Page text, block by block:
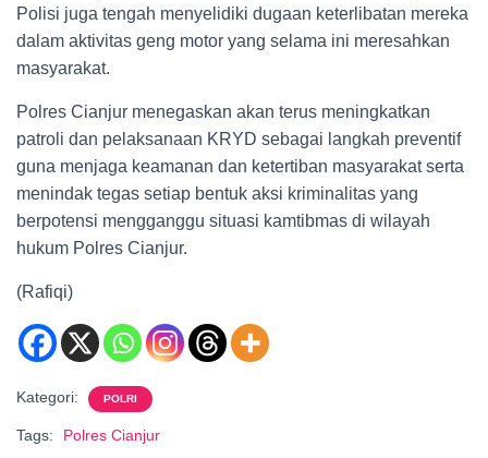
Polisi juga tengah menyelidiki dugaan keterlibatan mereka
dalam aktivitas geng motor yang selama ini meresahkan
masyarakat.
Polres Cianjur menegaskan akan terus meningkatkan
patroli dan pelaksanaan KRYD sebagai langkah preventif
guna menjaga keamanan dan ketertiban masyarakat serta
menindak tegas setiap bentuk aksi kriminalitas yang
berpotensi mengganggu situasi kamtibmas di wilayah
hukum Polres Cianjur.
(Rafiqi)
Kategori: POLRI
Tags: Polres Cianjur